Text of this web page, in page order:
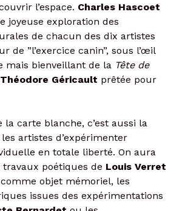
l’espace. Charles Hascoet
joyeuse exploration des
de chacun des dix artistes
de ”l’exercice canin”, sous l’œil
mais bienveillant de la Tête de
Théodore Géricault prêtée pour
la carte blanche, c’est aussi la
artistes d’expérimenter
en totale liberté. On aura
poétiques de Louis Verret
objet mémoriel, les
issues des expérimentations